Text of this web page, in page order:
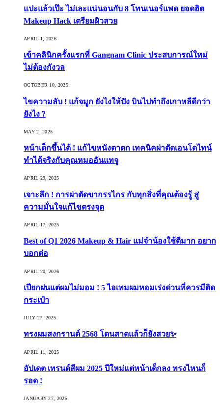
แปะแล้วเป๊ะ ไม่เละแน่นอนกับ 8 โทนเนอร์แพด ยอดฮิต
Makeup Hack เตรียมผิวสวย
APRIL 1, 2026
เข้าคลินิกครั้งแรกที่ Gangnam Clinic ประสบการณ์ใหม่
ไม่ต้องกังวล
OCTOBER 10, 2025
ไขความลับ ! แก้จมูก ยังไงให้ปัง บินไปทำถึงเกาหลีดีกว่า
ยังไง ?
MAY 2, 2025
หน้าเด็กขึ้นได้ ! แก้ไขหนังตาตก เทคนิคผ่าตัดเอนโดไทน์
ทำได้จริงกับคุณหมออันแทจู
APRIL 29, 2025
เจาะลึก ! การผ่าตัดขากรรไกร กับทุกสิ่งที่คุณต้องรู้ สู่
ความมั่นใจแก้ไขตรงจุด
APRIL 17, 2025
Best of Q1 2026 Makeup & Hair แม่จ๋าน้องใช้ดีมาก อยาก
บอกต่อ
APRIL 20, 2026
เปียกฝนแต่ผมไม่มอม ! 5 ไอเทมผมหอมเร่งด่วนที่ควรมีติด
กระเป๋า
JULY 27, 2025
ทรงผมสงกรานต์ 2568 โดนสาดแล้วก็ยังสวย✨
APRIL 11, 2025
อัปเดต เทรนด์สีผม 2025 ปีใหม่แต่หน้าเด็กลง ทรงไหนก็
รอด !
JANUARY 27, 2025